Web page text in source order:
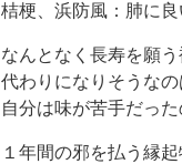
桔梗、浜防風：肺に良
なんとなく長寿を願
代わりになりそうな
自分は味が苦手だっ
１年間の邪を払う縁